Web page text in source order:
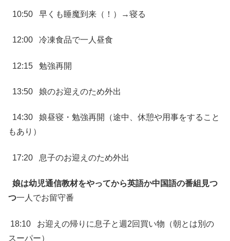
10:50 早くも睡魔到来（！）→寝る
12:00 冷凍食品で一人昼食
12:15 勉強再開
13:50 娘のお迎えのため外出
14:30 娘昼寝・勉強再開（途中、休憩や用事をすること
もあり）
17:20 息子のお迎えのため外出
娘は幼児通信教材をやってから英語か中国語の番組見つ
つ一人でお留守番
18:10 お迎えの帰りに息子と週2回買い物（朝とは別の
スーパー）